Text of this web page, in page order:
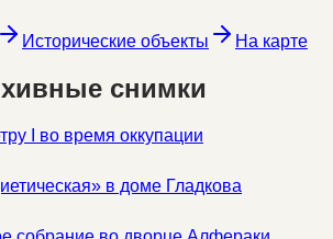
Исторические объекты На карте
снимки
I во время оккупации
в доме Гладкова